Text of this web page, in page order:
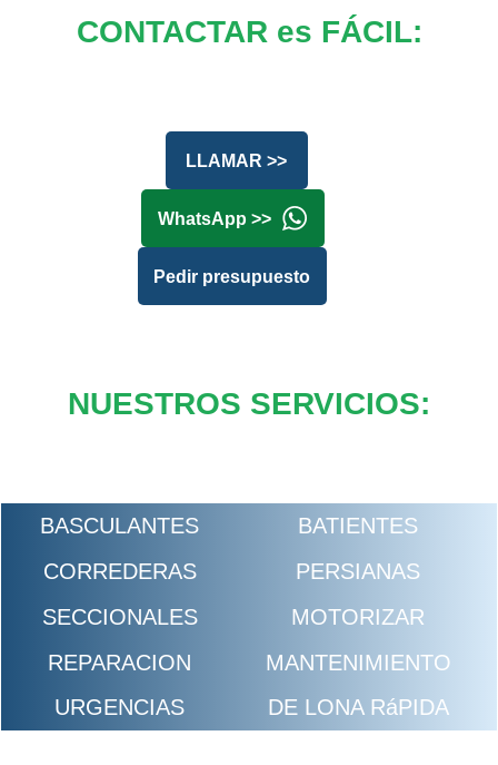
CONTACTAR es FÁCIL:
LLAMAR >>
WhatsApp >>
Pedir presupuesto
NUESTROS SERVICIOS:
BASCULANTES
BATIENTES
CORREDERAS
PERSIANAS
SECCIONALES
MOTORIZAR
REPARACION
MANTENIMIENTO
URGENCIAS
DE LONA RáPIDA